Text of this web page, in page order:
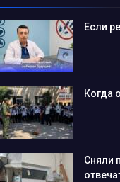
Если
Когда
Сняли